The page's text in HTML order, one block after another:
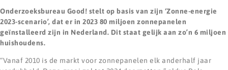
Onderzoeksbureau Good! stelt op basis van zijn ‘Zonne-energie
2023-scenario’, dat er in 2023 80 miljoen zonnepanelen
geïnstalleerd zijn in Nederland. Dit staat gelijk aan zo’n 6 miljoen
huishoudens.
“Vanaf 2010 is de markt voor zonnepanelen elk anderhalf jaar